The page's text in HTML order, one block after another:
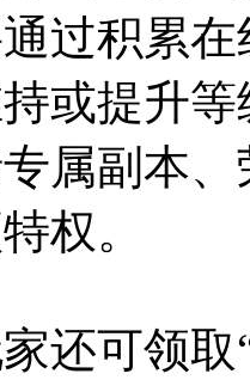
过积累
或提升
属副本
权。
还可领